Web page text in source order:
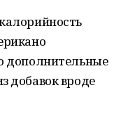
дополнительные
добавок вроде